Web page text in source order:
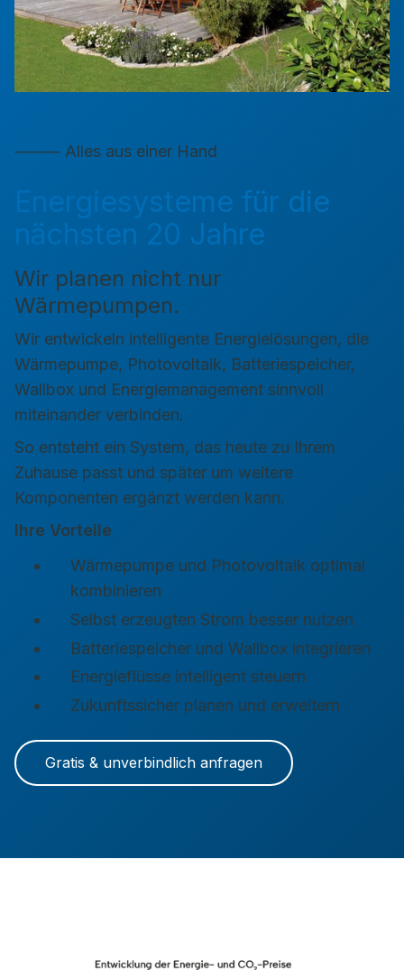
⸻ Alles aus einer Hand
Energiesysteme für die
nächsten 20 Jahre
Wir planen nicht nur
Wärmepumpen.
Wir entwickeln intelligente Energielösungen, die
Wärmepumpe, Photovoltaik, Batteriespeicher,
Wallbox und Energiemanagement sinnvoll
miteinander verbinden.
So entsteht ein System, das heute zu Ihrem
Zuhause passt und später um weitere
Komponenten ergänzt werden kann.
Ihre Vorteile
Wärmepumpe und Photovoltaik optimal
kombinieren
Selbst erzeugten Strom besser nutzen
Batteriespeicher und Wallbox integrieren
Energieflüsse intelligent steuern
Zukunftssicher planen und erweitern
Gratis & unverbindlich anfragen